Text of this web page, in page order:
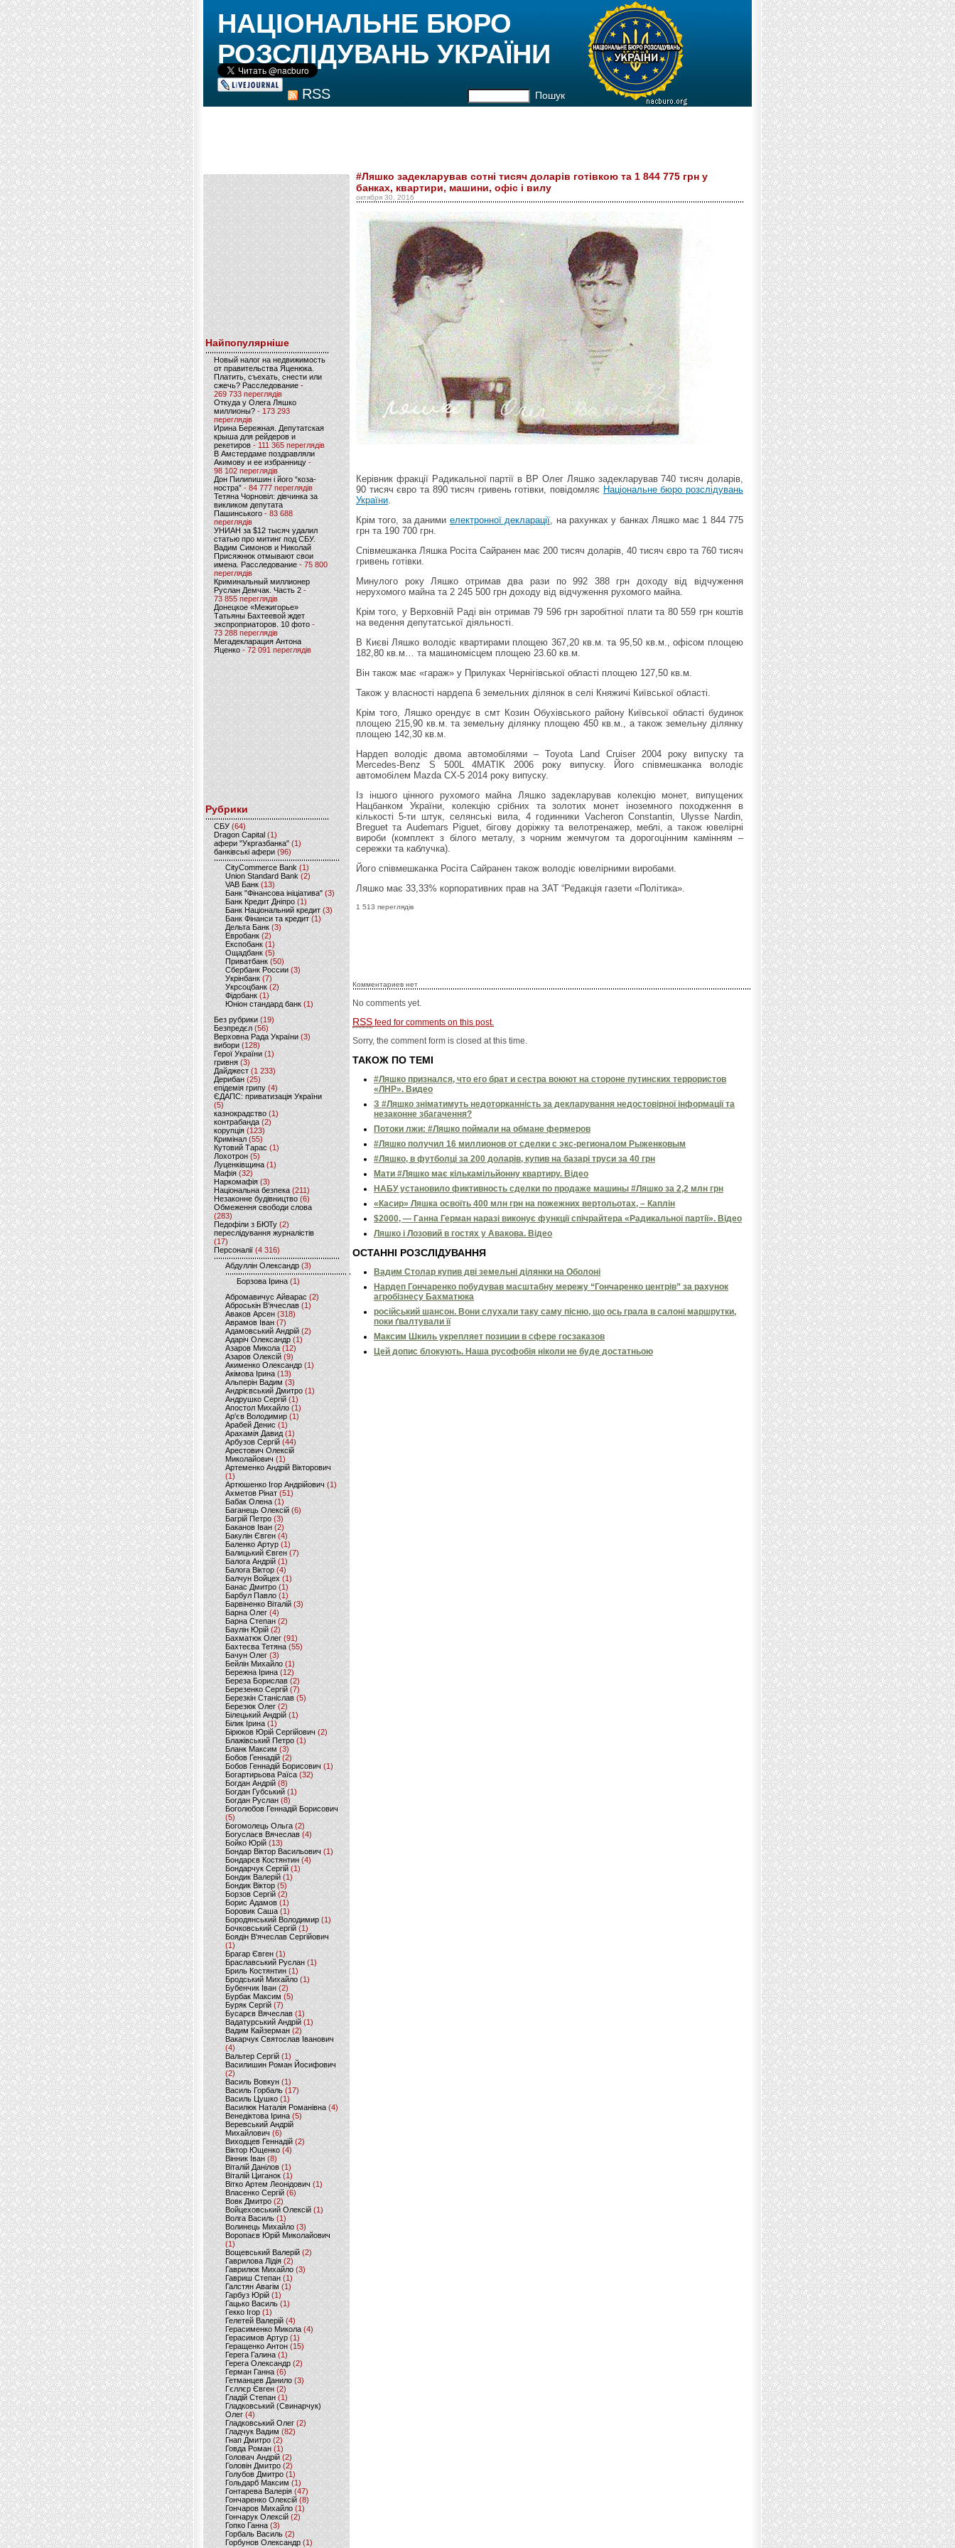
RSS Пошук
НАЦІОНАЛЬНЕ БЮРО
РОЗСЛІДУВАНЬ УКРАЇНИ
Найпопулярніше
Новый налог на недвижимость
от правительства Яценюка.
Платить, съехать, снести или
сжечь? Расследование-
269 733 переглядів
Откуда у Олега Ляшко
миллионы? - 173 293
переглядів
Ирина Бережная. Депутатская
крыша для рейдеров и
рекетиров - 111 365 переглядів
В Амстердаме поздравляли
Акимову и ее избранницу -
98 102 переглядів
Дон Пилипишин і його “коза-
ностра” - 84 777 переглядів
Тетяна Чорновіл: дівчинка за
викликом депутата
Пашинського- 83 688
переглядів
УНИАН за $12 тысяч удалил
статью про митинг под СБУ.
Вадим Симонов и Николай
Присяжнюк отмывают свои
имена. Расследование - 75 800
переглядів
Криминальный миллионер
Руслан Демчак. Часть 2-
73 855 переглядів
Донецкое «Межигорье»
Татьяны Бахтеевой ждет
экспроприаторов. 10 фото -
73 288 переглядів
Мегадекларация Антона
Яценко - 72 091 переглядів
Рубрики
CБУ (64)
Dragon Capital (1)
афери "Укргазбанка" (1)
банківські афери (96)
CityCommerce Bank (1)
Union Standard Bank (2)
VAB Банк (13)
Банк "Фінансова ініціатива" (3)
Банк Кредит Дніпро (1)
Банк Національний кредит (3)
Банк Фінанси та кредит (1)
Дельта Банк (3)
Евробанк(2)
Експобанк (1)
Ощадбанк(5)
Приватбанк (50)
Сбербанк России (3)
Укрінбанк(7)
Укрсоцбанк (2)
Фідобанк (1)
Юніон стандард банк(1)
Без рубрики (19)
Безпредєл(56)
Верховна Рада України (3)
вибори(128)
Герої України(1)
гривня (3)
Дайджест (1 233)
Дерибан (25)
епідемія грипу (4)
ЄДАПС: приватизація України
(5)
казнокрадство (1)
контрабанда (2)
корупція (123)
Кримінал (55)
Кутовий Тарас (1)
Лохотрон(5)
Луценківщина (1)
Мафія (32)
Наркомафія (3)
Національна безпека (211)
Незаконне будівництво(6)
Обмеження свободи слова
(283)
Педофіли з БЮТу (2)
переслідування журналістів
(17)
Персоналії (4 316)
Абдуллін Олександр (3)
Борзова Ірина(1)
Абромавичус Айварас (2)
Аброськін В’ячеслав(1)
Аваков Арсен (318)
Аврамов Іван (7)
Адамовський Андрій(2)
Адаріч Олександр (1)
Азаров Микола (12)
Азаров Олексій (9)
Акименко Олександр(1)
Акімова Ірина(13)
Альперін Вадим (3)
Андрієвський Дмитро(1)
Андрушко Сергій(1)
Апостол Михайло(1)
Ар'єв Володимир (1)
Арабей Денис(1)
Арахамія Давид (1)
Арбузов Сергій (44)
Арестович Олексій
Миколайович(1)
Артеменко Андрій Вікторович
(1)
Артюшенко Ігор Андрійович(1)
Ахметов Рінат(51)
Бабак Олена(1)
Баганець Олексій(6)
Багрій Петро (3)
Баканов Іван(2)
Бакулін Євген (4)
Баленко Артур(1)
Балицький Євген(7)
Балога Андрій (1)
Балога Віктор (4)
Балчун Войцех (1)
Банас Дмитро (1)
Барбул Павло(1)
Барвіненко Віталій(3)
Барна Олег (4)
Барна Степан (2)
Баулін Юрій (2)
Бахматюк Олег (91)
Бахтеєва Тетяна(55)
Бачун Олег (3)
Бейлін Михайло (1)
Бережна Ірина(12)
Береза Борислав(2)
Березенко Сергій (7)
Березкін Станіслав (5)
Березюк Олег(2)
Білецький Андрій (1)
Білик Ірина (1)
Бірюков Юрій Сергійович (2)
Блажівський Петро (1)
Бланк Максим(3)
Бобов Геннадій (2)
Бобов Геннадій Борисович (1)
Богартирьова Раїса (32)
Богдан Андрій(8)
Богдан Губський (1)
Богдан Руслан(8)
Боголюбов Геннадій Борисович
(5)
Богомолець Ольга (2)
Богуслаєв Вячеслав (4)
Бойко Юрій (13)
Бондар Віктор Васильович (1)
Бондарєв Костянтин (4)
Бондарчук Сергій(1)
Бондик Валерій (1)
Бондик Віктор(5)
Борзов Сергiй (2)
Борис Адамов(1)
Боровик Саша (1)
Бородянський Володимир (1)
Бочковський Сергій (1)
Боядін В'ячеслав Сергійович
(1)
Брагар Євген (1)
Браславський Руслан (1)
Бриль Костянтин (1)
Бродський Михайло (1)
Бубенчик Іван(2)
Бурбак Максим (5)
Буряк Сергій (7)
Бусарєв Вячеслав (1)
Вадатурський Андрій (1)
Вадим Кайзерман (2)
Вакарчук Святослав Іванович
(4)
Вальтер Сергій (1)
Василишин Роман Йосифович
(2)
Василь Вовкун (1)
Василь Горбаль (17)
Василь Цушко (1)
Василюк Наталія Романівна (4)
Венедіктова Ірина(5)
Веревський Андрій
Михайлович (6)
Виходцев Геннадій (2)
Віктор Ющенко (4)
Вінник Іван (8)
Віталій Данілов (1)
Віталій Циганок (1)
Вітко Артем Леонідович(1)
Власенко Сергій (6)
Вовк Дмитро(2)
Войцеховський Олексій(1)
Волга Василь (1)
Волинець Михайло (3)
Воропаєв Юрій Миколайович
(1)
Вощевський Валерій(2)
Гаврилова Лідія (2)
Гаврилюк Михайло (3)
Гавриш Степан (1)
Галстян Авагім (1)
Гарбуз Юрій (1)
Гацько Василь (1)
Гекко Ігор(1)
Гелетей Валерій (4)
Герасименко Микола (4)
Герасимов Артур (1)
Геращенко Антон(15)
Герега Галина (1)
Герега Олександр (2)
Герман Ганна (6)
Гетманцев Данило (3)
Гєллєр Євген (2)
Гладій Степан(1)
Гладковський (Свинарчук)
Олег (4)
Гладковський Олег (2)
Гладчук Вадим (82)
Гнап Дмитро (2)
Говда Роман(1)
Головач Андрій (2)
Головін Дмитро (2)
Голубов Дмитро (1)
Гольдарб Максим(1)
Гонтарева Валерія (47)
Гончаренко Олексій(8)
Гончаров Михайло (1)
Гончарук Олексій (2)
Гопко Ганна (3)
Горбаль Василь (2)
Горбунов Олександр (1)
#Ляшко задекларував сотні тисяч доларів готівкою та 1 844 775 грн у
банках, квартири, машини, офіс і вилу
октября 30, 2016
Керівник фракції Радикальної партії в ВР Олег Ляшко задекларував 740 тисяч доларів,
90 тисяч євро та 890 тисяч гривень готівки, повідомляє Національне бюро розслідувань
України.
Крім того, за даними електронної декларації, на рахунках у банках Ляшко має 1 844 775
грн та 190 700 грн.
Співмешканка Ляшка Росіта Сайранен має 200 тисяч доларів, 40 тисяч євро та 760 тисяч
гривень готівки.
Минулого року Ляшко отримав два рази по 992 388 грн доходу від відчуження
нерухомого майна та 2 245 500 грн доходу від відчуження рухомого майна.
Крім того, у Верховній Раді він отримав 79 596 грн заробітної плати та 80 559 грн коштів
на ведення депутатської діяльності.
В Києві Ляшко володіє квартирами площею 367,20 кв.м. та 95,50 кв.м., офісом площею
182,80 кв.м… та машиномісцем площею 23.60 кв.м.
Він також має «гараж» у Прилуках Чернігівської області площею 127,50 кв.м.
Також у власності нардепа 6 земельних ділянок в селі Княжичі Київської області.
Крім того, Ляшко орендує в смт Козин Обухівського району Київської області будинок
площею 215,90 кв.м. та земельну ділянку площею 450 кв.м., а також земельну ділянку
площею 142,30 кв.м.
Нардеп володіє двома автомобілями – Toyota Land Cruiser 2004 року випуску та
Mercedes-Benz S 500L 4MATIK 2006 року випуску. Його співмешканка володіє
автомобілем Mazda CX-5 2014 року випуску.
Із іншого цінного рухомого майна Ляшко задекларував колекцію монет, випущених
Нацбанком України, колекцію срібних та золотих монет іноземного походження в
кількості 5-ти штук, селянські вила, 4 годинники Vacheron Constantin, Ulysse Nardin,
Breguet та Audemars Piguet, бігову доріжку та велотренажер, меблі, а також ювелірні
вироби (комплект з білого металу, з чорним жемчугом та дорогоцінним камінням –
сережки та каблучка).
Його співмешканка Росіта Сайранен також володіє ювелірними виробами.
Ляшко має 33,33% корпоративних прав на ЗАТ “Редакція газети «Політика».
1 513 переглядів
Комментариев нет
No comments yet.
RSS feed for comments on this post.
Sorry, the comment form is closed at this time.
ТАКОЖ ПО ТЕМІ
#Ляшко признался, что его брат и сестра воюют на стороне путинских террористов
«ЛНР». Видео
З #Ляшко зніматимуть недоторканність за декларування недостовірної інформації та
незаконне збагачення?
Потоки лжи: #Ляшко поймали на обмане фермеров
#Ляшко получил 16 миллионов от сделки с экс-регионалом Рыженковым
#Ляшко, в футболці за 200 доларів, купив на базарі труси за 40 грн
Мати #Ляшко має кількамільйонну квартиру. Відео
НАБУ установило фиктивность сделки по продаже машины #Ляшко за 2,2 млн грн
«Касир» Ляшка освоїть 400 млн грн на пожежних вертольотах, – Каплін
$2000, — Ганна Герман наразі виконує функції спічрайтера «Радикальної партії». Відео
Ляшко і Лозовий в гостях у Авакова. Відео
ОСТАННІ РОЗСЛІДУВАННЯ
Вадим Столар купив дві земельні ділянки на Оболоні
Нардеп Гончаренко побудував масштабну мережу “Гончаренко центрів” за рахунок
агробізнесу Бахматюка
російський шансон. Вони слухали таку саму пісню, що ось грала в салоні маршрутки,
поки ґвалтували її
Максим Шкиль укрепляет позиции в сфере госзаказов
Цей допис блокують. Наша русофобія ніколи не буде достатньою